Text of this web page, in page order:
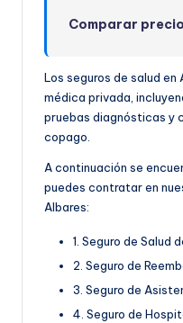
Comparar
Los seguros de salud
médica privada,
pruebas diagnósticas y
copago.
A continuación se
puedes contratar en
Albares:
1. Seguro de Salud
2. Seguro de
3. Seguro de
4. Seguro de